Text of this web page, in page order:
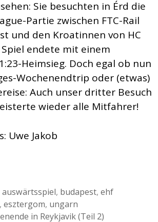
Sie besuchten in Érd die
Partie zwischen FTC-Rail
und den Kroatinnen von HC
Spiel endete mit einem
Heimsieg. Doch egal ob nun
Wochenendtrip oder (etwas)
Auch unser dritter Besuch
wieder alle Mitfahrer!
Uwe Jakob
auswärtsspiel, budapest, ehf
, esztergom, ungarn
in Reykjavik (Teil 2)